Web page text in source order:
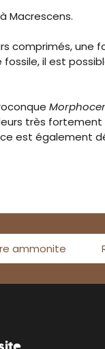
Macrescens.
comprimés,
il est
très
est également
ammonite